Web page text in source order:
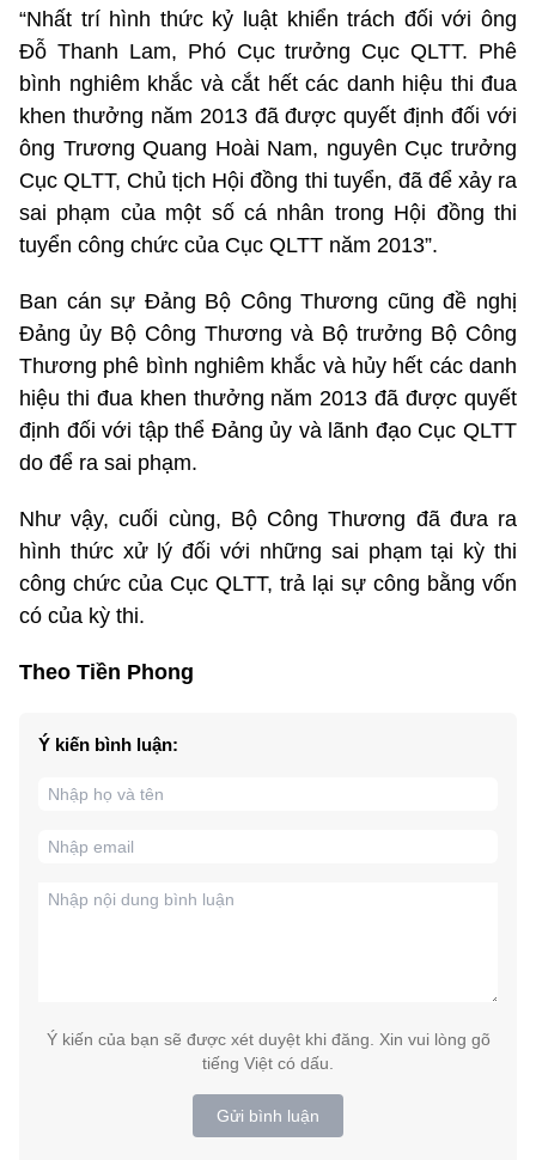
“Nhất trí hình thức kỷ luật khiển trách đối với ông
Đỗ Thanh Lam, Phó Cục trưởng Cục QLTT. Phê
bình nghiêm khắc và cắt hết các danh hiệu thi đua
khen thưởng năm 2013 đã được quyết định đối với
ông Trương Quang Hoài Nam, nguyên Cục trưởng
Cục QLTT, Chủ tịch Hội đồng thi tuyển, đã để xảy ra
sai phạm của một số cá nhân trong Hội đồng thi
tuyển công chức của Cục QLTT năm 2013”.
Ban cán sự Đảng Bộ Công Thương cũng đề nghị
Đảng ủy Bộ Công Thương và Bộ trưởng Bộ Công
Thương phê bình nghiêm khắc và hủy hết các danh
hiệu thi đua khen thưởng năm 2013 đã được quyết
định đối với tập thể Đảng ủy và lãnh đạo Cục QLTT
do để ra sai phạm.
Như vậy, cuối cùng, Bộ Công Thương đã đưa ra
hình thức xử lý đối với những sai phạm tại kỳ thi
công chức của Cục QLTT, trả lại sự công bằng vốn
có của kỳ thi.
Theo Tiền Phong
Ý kiến bình luận:
Ý kiến của bạn sẽ được xét duyệt khi đăng. Xin vui lòng gõ
tiếng Việt có dấu.
Gửi bình luận